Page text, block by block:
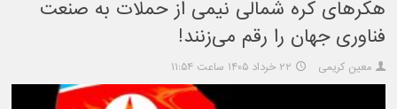
هکرهای کره شمالی نیمی از حملات به صنعت
فناوری جهان را رقم می‌زنند!
معین کریمی ۲۲ خرداد ۱۴۰۵ ساعت ۱۱:۵۴